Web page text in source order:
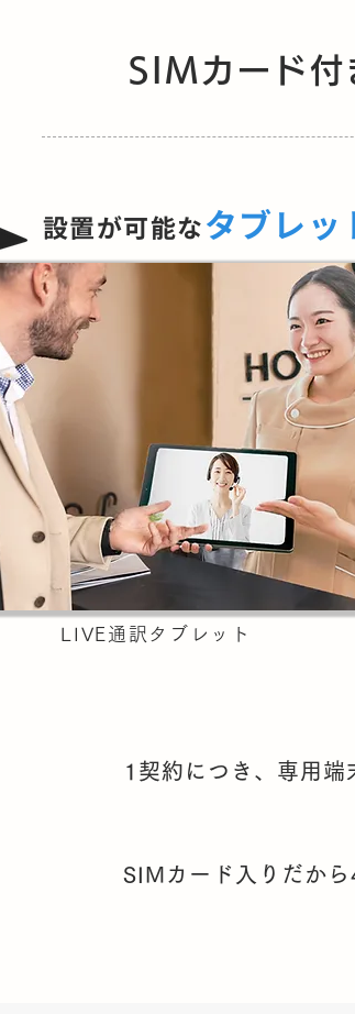
SIMカード付
設置が可能なタブレッ
LIVE通訳タブレット
1契約につき、専用端
SIMカード入りだか